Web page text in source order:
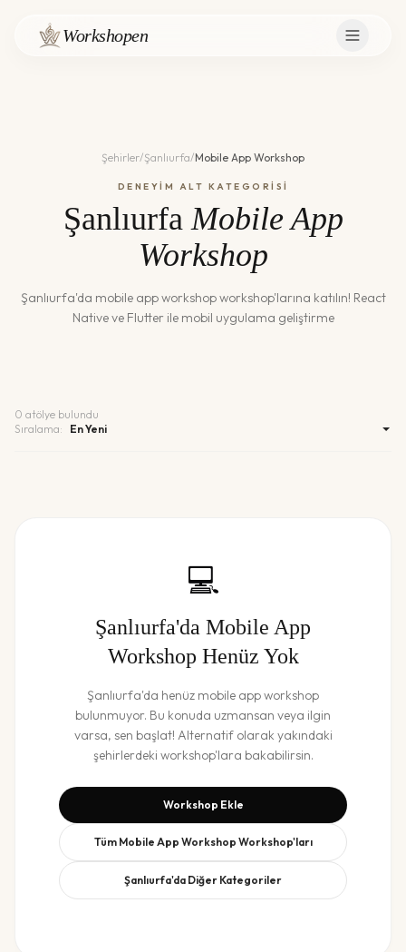
Workshopen
Şehirler/Şanlıurfa/Mobile App Workshop
DENEYİM ALT KATEGORİSİ
Şanlıurfa Mobile App
Workshop
Şanlıurfa'da mobile app workshopworkshop'larına katılın! React
Native ve Flutter ile mobil uygulama geliştirme
0 atölye bulundu
Sıralama:
💻
Şanlıurfa'da Mobile App
Workshop Henüz Yok
Şanlıurfa'da henüz mobile app workshop
bulunmuyor. Bu konuda uzmansan veya ilgin
varsa, sen başlat! Alternatif olarak yakındaki
şehirlerdeki workshop'lara bakabilirsin.
Workshop Ekle
Tüm Mobile App Workshop Workshop'ları
Şanlıurfa'da Diğer Kategoriler